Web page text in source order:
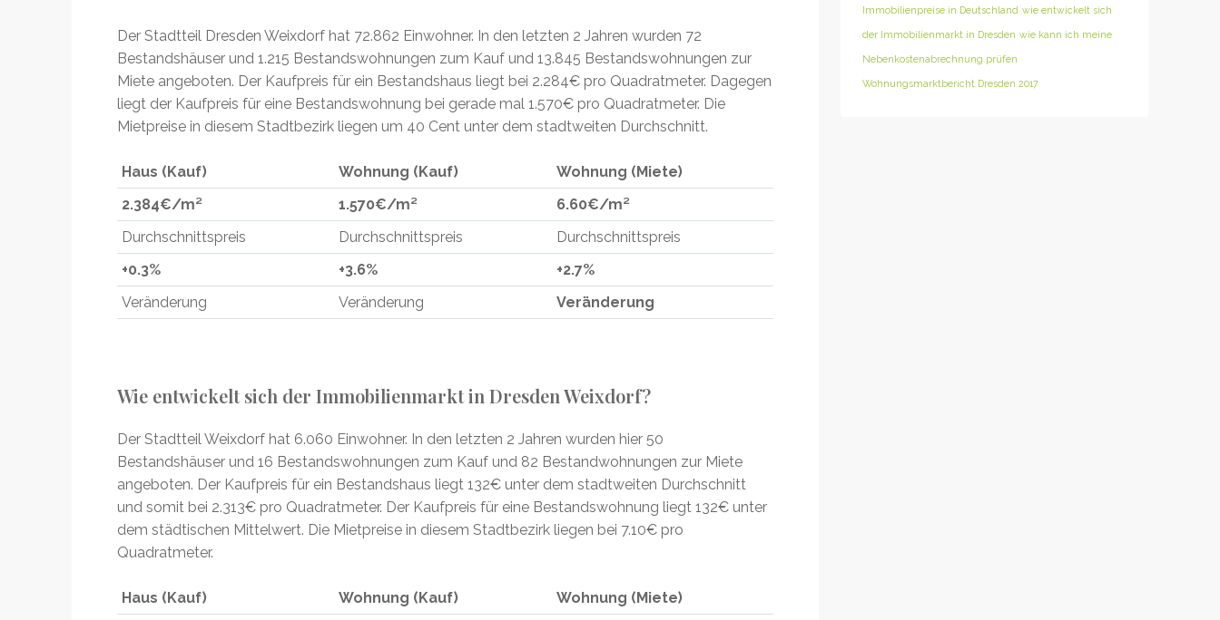
Der Stadtteil Dresden Weixdorf hat 72.862 Einwohner. In den letzten 2 Jahren wurden 72
Bestandshäuser und 1.215 Bestandswohnungen zum Kauf und 13.845 Bestandswohnungen zur
Miete angeboten. Der Kaufpreis für ein Bestandshaus liegt bei 2.284€ pro Quadratmeter. Dagegen
liegt der Kaufpreis für eine Bestandswohnung bei gerade mal 1.570€ pro Quadratmeter. Die
Mietpreise in diesem Stadtbezirk liegen um 40 Cent unter dem stadtweiten Durchschnitt.
Haus (Kauf) Wohnung (Kauf)
Wohnung (Miete)
2.384€/m² 1.570€/m²
6.60€/m²
Durchschnittspreis
Durchschnittspreis
Durchschnittspreis
+0.3%
+3.6%
+2.7%
Veränderung
Veränderung Veränderung
Wie entwickelt sich der Immobilienmarkt in Dresden Weixdorf?
Der Stadtteil Weixdorf hat 6.060 Einwohner. In den letzten 2 Jahren wurden hier 50
Bestandshäuser und 16 Bestandswohnungen zum Kauf und 82 Bestandwohnungen zur Miete
angeboten. Der Kaufpreis für ein Bestandshaus liegt 132€ unter dem stadtweiten Durchschnitt
und somit bei 2.313€ pro Quadratmeter. Der Kaufpreis für eine Bestandswohnung liegt 132€ unter
dem städtischen Mittelwert. Die Mietpreise in diesem Stadtbezirk liegen bei 7.10€ pro
Quadratmeter.
Haus (Kauf) Wohnung (Kauf)
Wohnung (Miete)
Immobilienpreise in Deutschland wie entwickelt sich
der Immobilienmarkt in Dresden wie kann ich meine
Nebenkostenabrechnung prüfen
Wohnungsmarktbericht Dresden 2017